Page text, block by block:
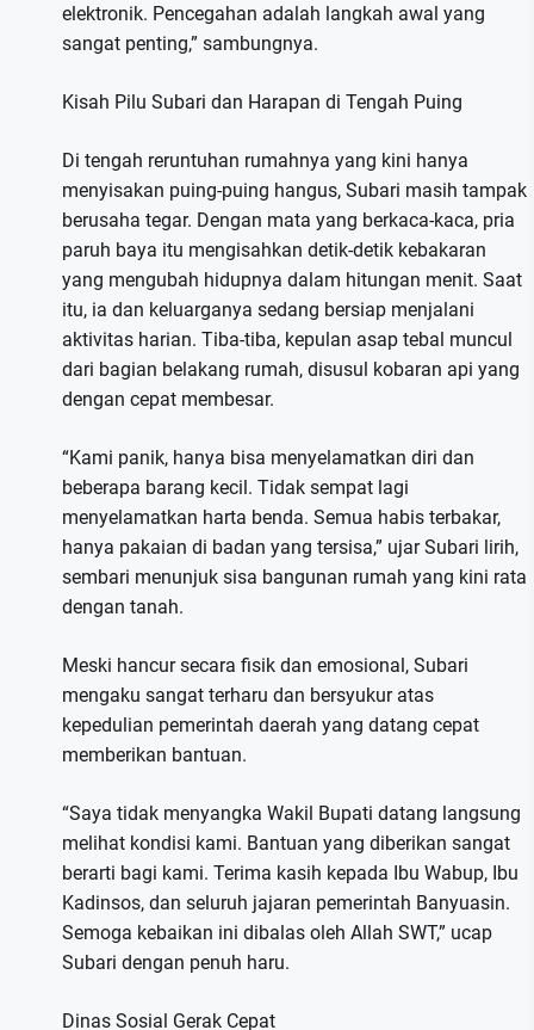
elektronik. Pencegahan adalah langkah awal yang
sangat penting,” sambungnya.
Kisah Pilu Subari dan Harapan di Tengah Puing
Di tengah reruntuhan rumahnya yang kini hanya
menyisakan puing-puing hangus, Subari masih tampak
berusaha tegar. Dengan mata yang berkaca-kaca, pria
paruh baya itu mengisahkan detik-detik kebakaran
yang mengubah hidupnya dalam hitungan menit. Saat
itu, ia dan keluarganya sedang bersiap menjalani
aktivitas harian. Tiba-tiba, kepulan asap tebal muncul
dari bagian belakang rumah, disusul kobaran api yang
dengan cepat membesar.
“Kami panik, hanya bisa menyelamatkan diri dan
beberapa barang kecil. Tidak sempat lagi
menyelamatkan harta benda. Semua habis terbakar,
hanya pakaian di badan yang tersisa,” ujar Subari lirih,
sembari menunjuk sisa bangunan rumah yang kini rata
dengan tanah.
Meski hancur secara fisik dan emosional, Subari
mengaku sangat terharu dan bersyukur atas
kepedulian pemerintah daerah yang datang cepat
memberikan bantuan.
“Saya tidak menyangka Wakil Bupati datang langsung
melihat kondisi kami. Bantuan yang diberikan sangat
berarti bagi kami. Terima kasih kepada Ibu Wabup, Ibu
Kadinsos, dan seluruh jajaran pemerintah Banyuasin.
Semoga kebaikan ini dibalas oleh Allah SWT,” ucap
Subari dengan penuh haru.
Dinas Sosial Gerak Cepat